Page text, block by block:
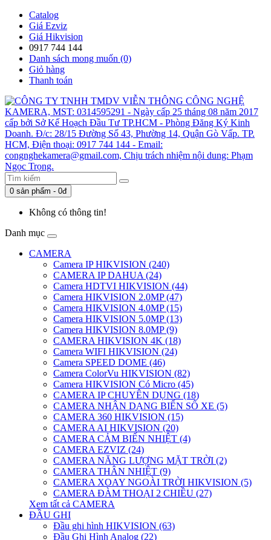
Catalog
Giá Ezviz
Giá Hikvision
0917 744 144
Danh sách mong muốn (0)
Giỏ hàng
Thanh toán
0 sản phẩm - 0đ
Không có thông tin!
Danh mục
CAMERA
Camera IP HIKVISION (240)
CAMERA IP DAHUA (24)
Camera HDTVI HIKVISION (44)
Camera HIKVISION 2.0MP (47)
Camera HIKVISION 4.0MP (15)
Camera HIKVISION 5.0MP (13)
Camera HIKVISION 8.0MP (9)
CAMERA HIKVISION 4K (18)
Camera WIFI HIKVISION (24)
Camera SPEED DOME (46)
Camera ColorVu HIKVISION (82)
Camera HIKVISION Có Micro (45)
CAMERA IP CHUYÊN DỤNG (18)
CAMERA NHẬN DẠNG BIỂN SỐ XE (5)
CAMERA 360 HIKVISION (15)
CAMERA AI HIKVISION (20)
CAMERA CẢM BIẾN NHIỆT (4)
CAMERA EZVIZ (24)
CAMERA NĂNG LƯỢNG MẶT TRỜI (2)
CAMERA THÂN NHIỆT (9)
CAMERA XOAY NGOÀI TRỜI HIKVISION (5)
CAMERA ĐÀM THOẠI 2 CHIỀU (27)
Xem tất cả CAMERA
ĐẦU GHI
Đầu ghi hình HIKVISION (63)
Đầu Ghi Hình Analog (22)